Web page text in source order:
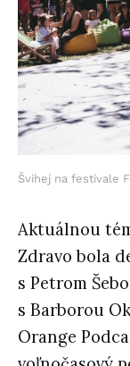
Švihej na festivale
Aktuálnou
Zdravo bola
s Petrom
s Barborou
Orange